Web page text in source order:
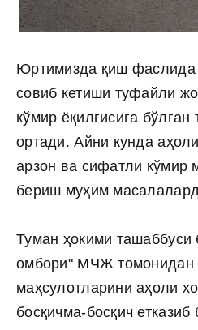
Юртимизда қиш фаслида
совиб кетиши туфайли
кўмир ёқилғисига
ортади. Айни кунда
арзон ва сифатли кўмир
бериш муҳим
Туман ҳокими ташаббуси
омбори" МЧЖ томонидан
маҳсулотларини аҳоли
босқичма-босқич